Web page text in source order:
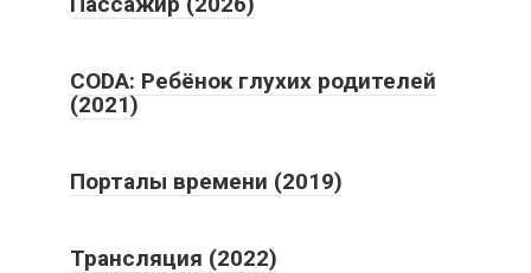
CODA: Ребёнок глухих родителей
(2021)
Порталы времени (2019)
Трансляция (2022)